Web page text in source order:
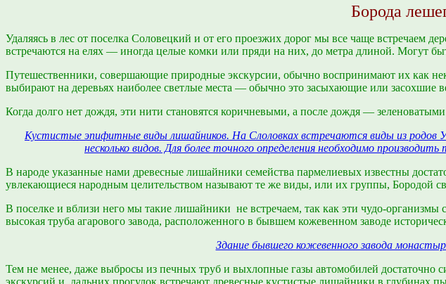
Борода
Удаляясь в лес от поселка Соловецкий и от его проезжих дорог мы все чаще встречаем
встречаются на елях — иногда целые комки или пряди на них, до метра длиной. Могут
Путешественники, совершающие природные экскурсии, обычно воспринимают их как
выбирают на деревьях наиболее светлые места — обычно это засыхающие или
Когда долго нет дождя, эти нити становятся коричневыми, а после дождя —
Кустистые эпифитные виды лишайников. На Слоловках встречаются виды из
несколько видов. Для более точного определения необходимо
В народе указанные нами древесные лишайники семейства пармелиевых известны
увлекающиеся народным целительством называют те же виды, или их группы, Бородой
В поселке и вблизи него мы такие лишайники не встречаем, так как эти чудо-
высокая труба агарового завода, расположенного в бывшем кожевенном заводе
Здание бывшего кожевенного завода
Тем не менее, даже выбросы из печных труб и выхлопные газы автомобилей
экскурсий и дальних прогулок встречают древесные кустистые лишайники в глубинах